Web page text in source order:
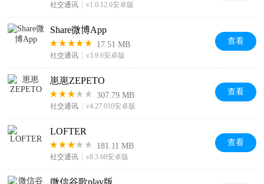
社交通讯 v1.0.12.0安卓版
Share微博App
17.51 MB
社交通讯 v3.9.6安卓版
查看
崽崽ZEPETO
307.79 MB
社交通讯 v4.27.010安卓版
查看
LOFTER
181.11 MB
社交通讯 v8.3.60安卓版
查看
微信谷歌play版